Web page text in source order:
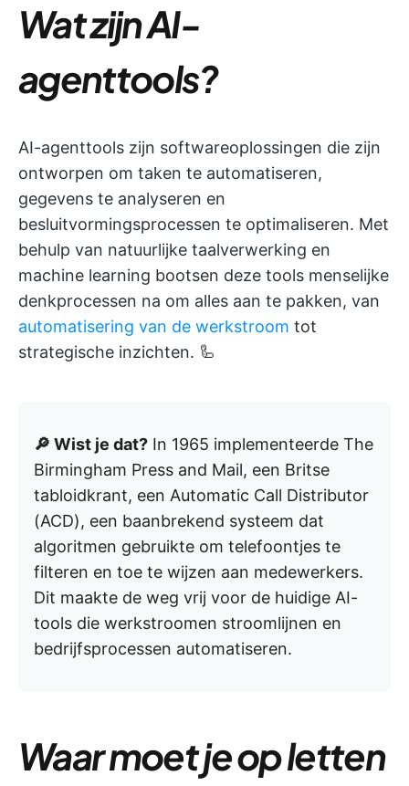
Wat zijn AI-
agenttools?
AI-agenttools zijn softwareoplossingen die zijn
ontworpen om taken te automatiseren,
gegevens te analyseren en
besluitvormingsprocessen te optimaliseren. Met
behulp van natuurlijke taalverwerking en
machine learning bootsen deze tools menselijke
denkprocessen na om alles aan te pakken, van
automatisering van de werkstroom tot
strategische inzichten. 🦾
🔎 Wist je dat? In 1965 implementeerde The
Birmingham Press and Mail, een Britse
tabloidkrant, een Automatic Call Distributor
(ACD), een baanbrekend systeem dat
algoritmen gebruikte om telefoontjes te
filteren en toe te wijzen aan medewerkers.
Dit maakte de weg vrij voor de huidige AI-
tools die werkstroomen stroomlijnen en
bedrijfsprocessen automatiseren.
Waar moet je op letten